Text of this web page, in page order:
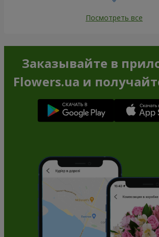
Посмотреть все
Заказывайте в
Flowers.ua и